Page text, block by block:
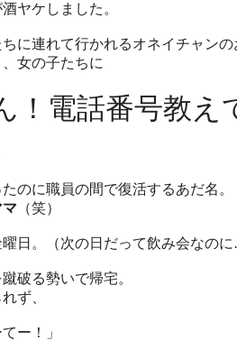
ヤケしました。
に連れて行かれるオネイチャンの
女の子たちに
！電話番号教え
のに職員の間で復活するあだ名。
（笑）
日。（次の日だって飲み会なの
破る勢いで帰宅。
ず、
ー！」